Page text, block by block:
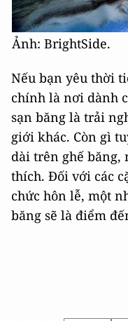
Ảnh: BrightSide.
Nếu bạn yêu thời
chính là nơi dành
sạn băng là trải
giới khác. Còn gì
dài trên ghế băng,
thích. Đối với các
chức hôn lễ, một
băng sẽ là điểm